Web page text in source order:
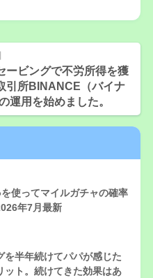
ービングで不労所得を獲
引所BINANCE（バイナ
運用を始めました。
使ってマイルガチャの確率
年7月最新
を半年続けてパパが感じた
ット。続けてきた効果はあ